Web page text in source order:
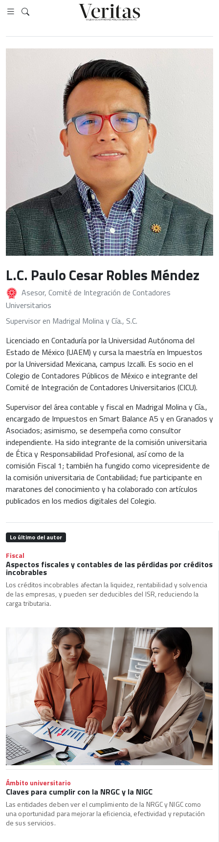
L.C. Paulo Cesar Robles Méndez
Asesor, Comité de Integración de Contadores
Universitarios
Supervisor en Madrigal Molina y Cía., S.C.
Licenciado en Contaduría por la Universidad Autónoma del
Estado de México (UAEM) y cursa la maestría en Impuestos
por la Universidad Mexicana, campus Izcalli. Es socio en el
Colegio de Contadores Públicos de México e integrante del
Comité de Integración de Contadores Universitarios (CICU).
Supervisor del área contable y fiscal en Madrigal Molina y Cía.,
encargado de Impuestos en Smart Balance A5 y en Granados y
Asociados; asimismo, se desempeña como consultor
independiente. Ha sido integrante de la comisión universitaria
de Ética y Responsabilidad Profesional, así como de la
comisión Fiscal 1; también ha fungido como vicepresidente de
la comisión universitaria de Contabilidad; fue participante en
maratones del conocimiento y ha colaborado con artículos
publicados en los medios digitales del Colegio.
Lo último del autor
Fiscal
Aspectos fiscales y contables de las pérdidas por créditos
incobrables
Los créditos incobrables afectan la liquidez, rentabilidad y solvencia
de las empresas, y pueden ser deducibles del ISR, reduciendo la
carga tributaria.
Ámbito universitario
Claves para cumplir con la NRGC y la NIGC
Las entidades deben ver el cumplimiento de la NRGC y NIGC como
una oportunidad para mejorar la eficiencia, efectividad y reputación
de sus servicios.